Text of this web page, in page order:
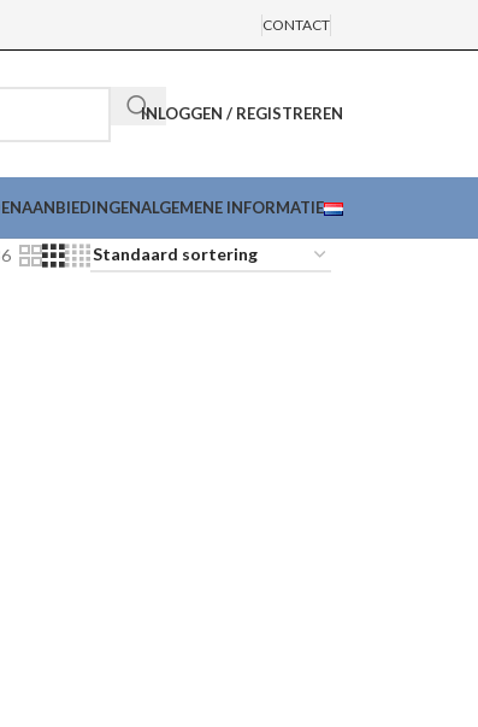
CONTACT
INLOGGEN / REGISTREREN
AANBIEDINGENALGEMENE INFORMATIE